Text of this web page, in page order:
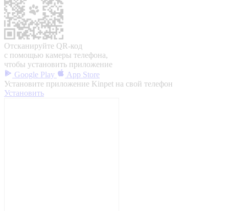
Отсканируйте QR-код
с помощью камеры телефона,
чтобы установить приложение
Google Play
App Store
Установите приложение Kinpet на свой телефон
Установить